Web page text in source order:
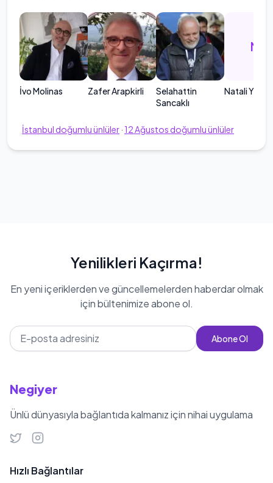
İvo Molinas Zafer Arapkirli
Selahattin
Sancaklı
NY
Natali Yeres
İstanbul doğumlu ünlüler· 12Ağustos doğumlu ünlüler
Yenilikleri Kaçırma!
En yeni içeriklerden ve güncellemelerden haberdar olmak
için bültenimize abone ol.
Abone Ol
Negiyer
Ünlü dünyasıyla bağlantıda kalmanız için nihai uygulama
Hızlı Bağlantılar